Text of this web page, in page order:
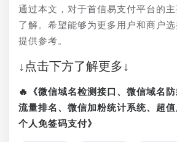
通过本文，对于首信易支付平台的
了解。希望能够为更多用户和商户
提供参考。
↓点击下方了解更多↓
🔥《微信域名检测接口、微信域名
流量排名、微信加粉统计系统、超值
个人免签码支付》